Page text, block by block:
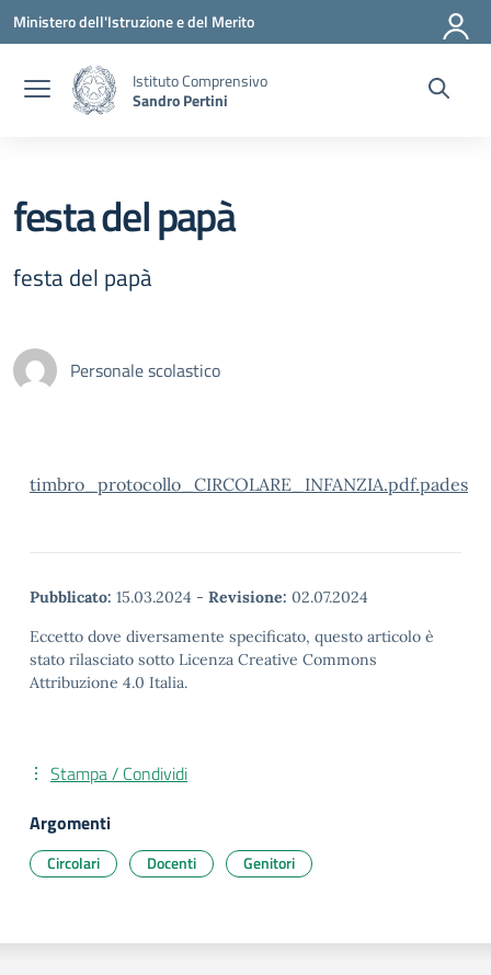
Vai ai contenuti
Vai al menu di navigazione
Vai al footer
Ministero dell'Istruzione e del Merito
Istituto Comprensivo
Sandro Pertini
festa del papà
festa del papà
Personale scolastico
timbro_protocollo_CIRCOLARE_INFANZIA.pdf.pades
Pubblicato: 15.03.2024 - Revisione: 02.07.2024
Eccetto dove diversamente specificato, questo articolo è
stato rilasciato sotto Licenza Creative Commons
Attribuzione 4.0 Italia.
Stampa / Condividi
Argomenti
Circolari Docenti Genitori